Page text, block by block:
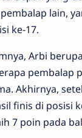
lain,
ke-17.
Arbi
pembalap
Akhirnya,
finis di posisi
7 poin pada